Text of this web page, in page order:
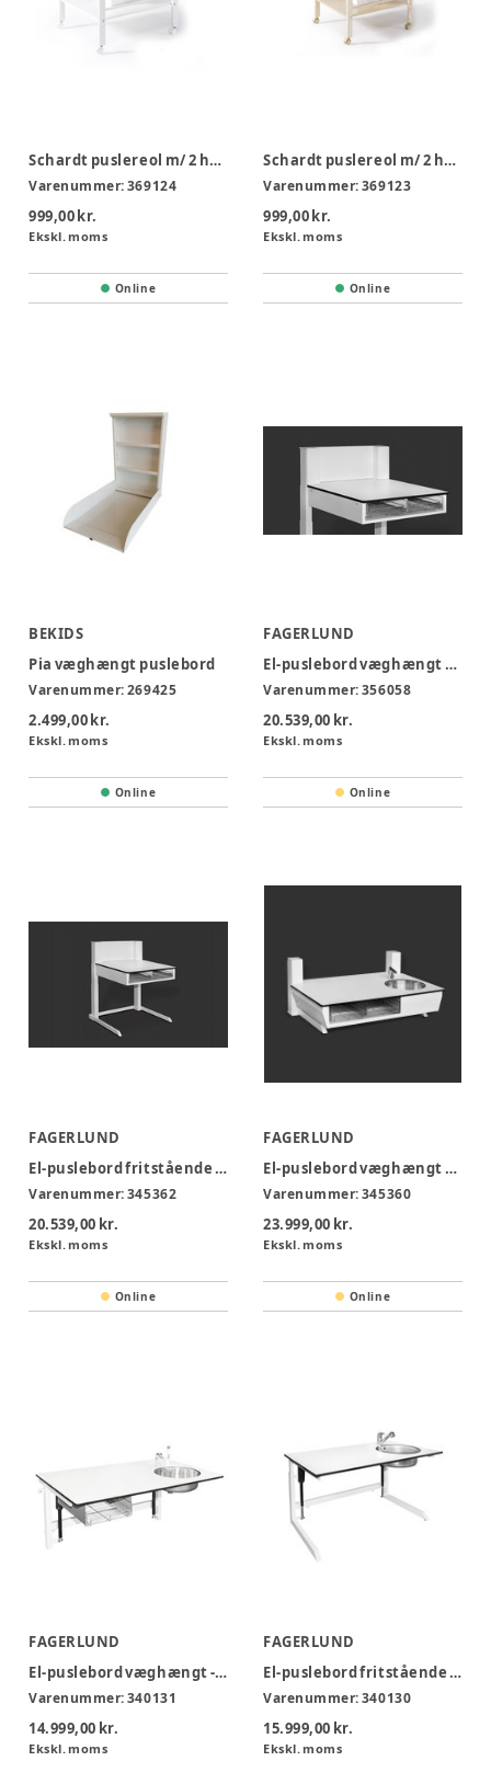
Schardt puslereol m/ 2 hylder og hjul - hvid
Varenummer:369124
999,00 kr.
Ekskl. moms
Online
Schardt puslereol m/ 2 hylder og hjul - natur
Varenummer:369123
999,00 kr.
Ekskl. moms
Online
BEKIDS
Pia væghængt puslebord
Varenummer:269425
2.499,00 kr.
Ekskl. moms
Online
FAGERLUND
El-puslebord væghængt Mini m/ 2 trådkurve - DE12-T
Varenummer:356058
20.539,00 kr.
Ekskl. moms
Online
FAGERLUND
El-puslebord fritstående Mini m/ 2 trådkurve - DE12-T F
Varenummer:345362
20.539,00 kr.
Ekskl. moms
Online
FAGERLUND
El-puslebord væghængt m/ 2 stk trådkurve - DL12
Varenummer:345360
23.999,00 kr.
Ekskl. moms
Online
FAGERLUND
El-puslebord væghængt - STV200
Varenummer:340131
14.999,00 kr.
Ekskl. moms
FAGERLUND
El-puslebord fritstående - STF300
Varenummer:340130
15.999,00 kr.
Ekskl. moms